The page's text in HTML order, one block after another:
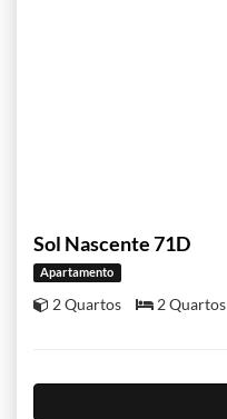
Sol Nascente 71D
Apartamento
2 Quartos 2 Quartos